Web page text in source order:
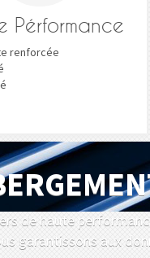
Pérformance
renforcée
de haute
garantissons aux